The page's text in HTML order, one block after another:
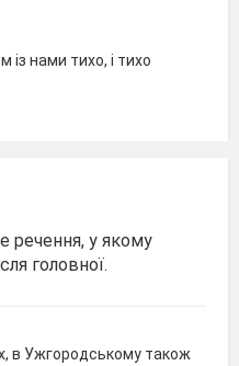
нами тихо, і тихо
речення, у якому
головної.
в Ужгородському також